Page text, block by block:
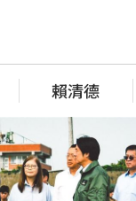
賴清德